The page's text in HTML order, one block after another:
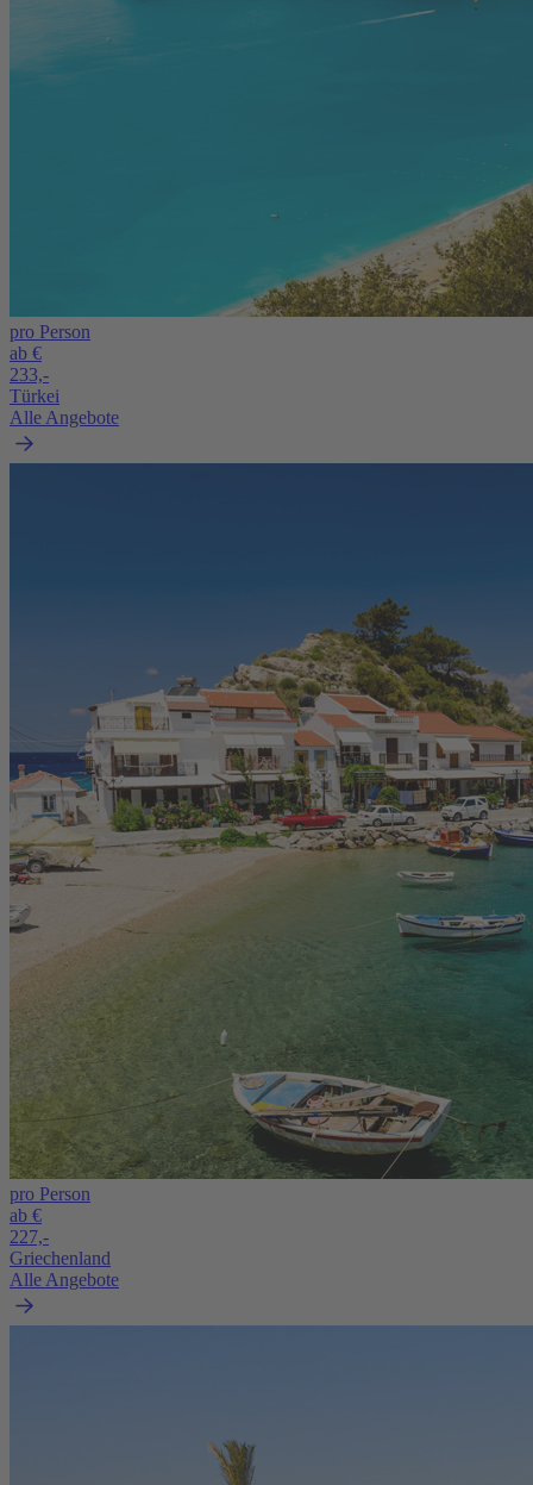
pro Person
ab €
233,-
Türkei
Alle Angebote
pro Person
ab €
227,-
Griechenland
Alle Angebote